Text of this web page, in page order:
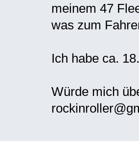
meinem 47
was zum
Ich habe ca.
Würde mich